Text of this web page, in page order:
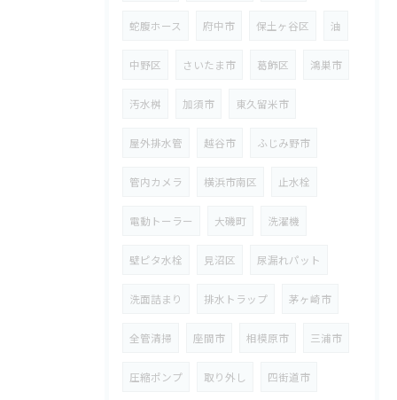
蛇腹ホース 府中市 保土ヶ谷区 油
中野区 さいたま市 葛飾区 鴻巣市
汚水桝 加須市 東久留米市
屋外排水管 越谷市 ふじみ野市
管内カメラ 横浜市南区 止水栓
電動トーラー 大磯町 洗濯機
壁ピタ水栓 見沼区 尿漏れパット
洗面詰まり 排水トラップ 茅ヶ崎市
全管清掃 座間市 相模原市 三浦市
圧縮ポンプ 取り外し 四街道市